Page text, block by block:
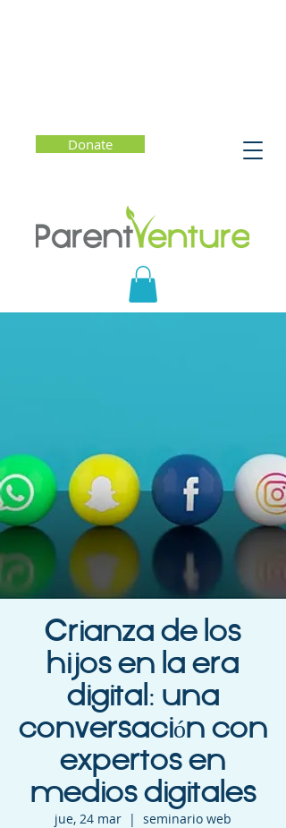
Donate
Crianza de los
hijos en la era
digital: una
conversación con
expertos en
medios digitales
jue, 24 mar
  |
seminario web